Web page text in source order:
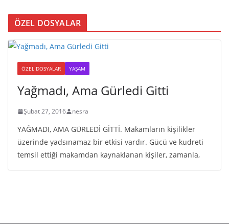
ÖZEL DOSYALAR
ÖZEL DOSYALAR YAŞAM
Yağmadı, Ama Gürledi Gitti
Şubat 27, 2016 nesra
YAĞMADI, AMA GÜRLEDİ GİTTİ. Makamların kişilikler
üzerinde yadsınamaz bir etkisi vardır. Gücü ve kudreti
temsil ettiği makamdan kaynaklanan kişiler, zamanla,